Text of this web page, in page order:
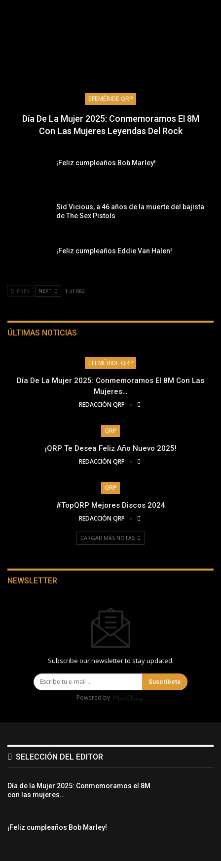
EFEMÉRIDE QRP
Día De La Mujer 2025: Conmemoramos El 8M
Con Las Mujeres Leyendas Del Rock
¡Feliz cumpleaños Bob Marley!
Sid Vicious, a 46 años de la muerte del bajista
de The Sex Pistols
¡Feliz cumpleaños Eddie Van Halen!
PREV NEXT 1 of 682
ÚLTIMAS NOTICIAS
EFEMÉRIDE QRP
Día De La Mujer 2025: Conmemoramos El 8M Con Las
Mujeres…
REDACCIÓN QRP
QRP
¡QRP Te Desea Feliz Año Nuevo 2025!
REDACCIÓN QRP
QRP
#TopQRP Mejores Discos 2024
REDACCIÓN QRP
CARGAR MÁS NOTAS
NEWSLETTER
Subscribe our newsletter to stay updated.
Suscríbete
Powered by
SELECCIÓN DEL EDITOR
Día de la Mujer 2025: Conmemoramos el 8M
con las mujeres…
¡Feliz cumpleaños Bob Marley!